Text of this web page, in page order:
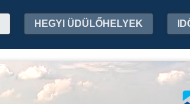
HEGYI ÜDÜLŐHELYEK